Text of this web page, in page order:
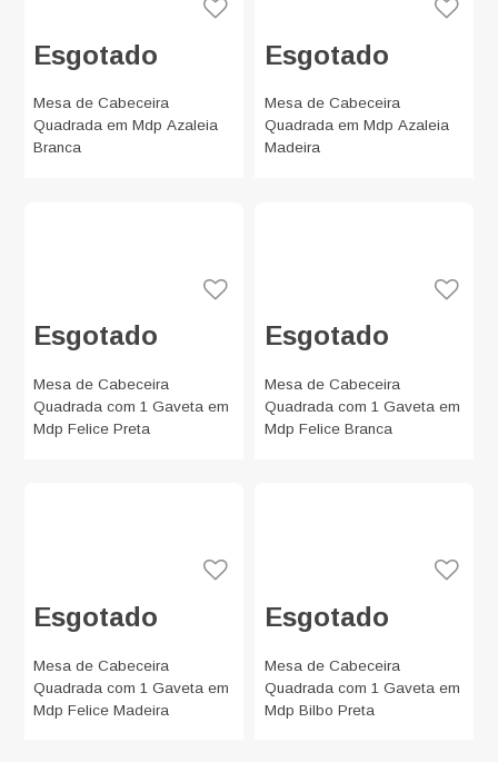
Esgotado
Mesa de Cabeceira
Quadrada em Mdp Azaleia
Branca
Esgotado
Mesa de Cabeceira
Quadrada em Mdp Azaleia
Madeira
Esgotado
Mesa de Cabeceira
Quadrada com 1 Gaveta em
Mdp Felice Preta
Esgotado
Mesa de Cabeceira
Quadrada com 1 Gaveta em
Mdp Felice Branca
Esgotado
Mesa de Cabeceira
Quadrada com 1 Gaveta em
Mdp Felice Madeira
Esgotado
Mesa de Cabeceira
Quadrada com 1 Gaveta em
Mdp Bilbo Preta